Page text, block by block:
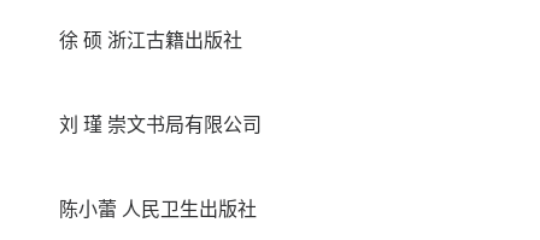
徐 硕 浙江古籍出版社
刘 瑾 崇文书局有限公司
陈小蕾 人民卫生出版社